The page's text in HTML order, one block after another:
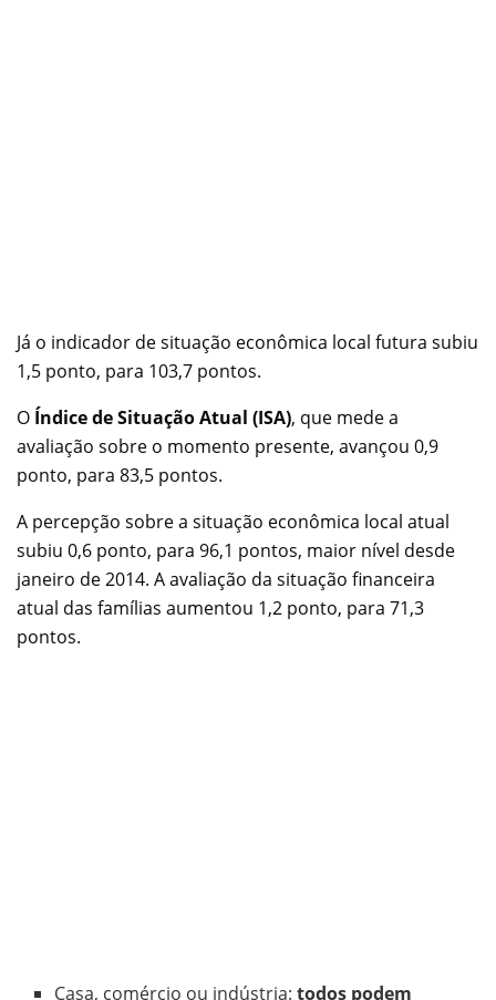
Já o indicador de situação econômica local futura subiu
1,5 ponto, para 103,7 pontos.
O Índice de Situação Atual (ISA), que mede a
avaliação sobre o momento presente, avançou 0,9
ponto, para 83,5 pontos.
A percepção sobre a situação econômica local atual
subiu 0,6 ponto, para 96,1 pontos, maior nível desde
janeiro de 2014. A avaliação da situação financeira
atual das famílias aumentou 1,2 ponto, para 71,3
pontos.
Casa, comércio ou indústria:todos podem